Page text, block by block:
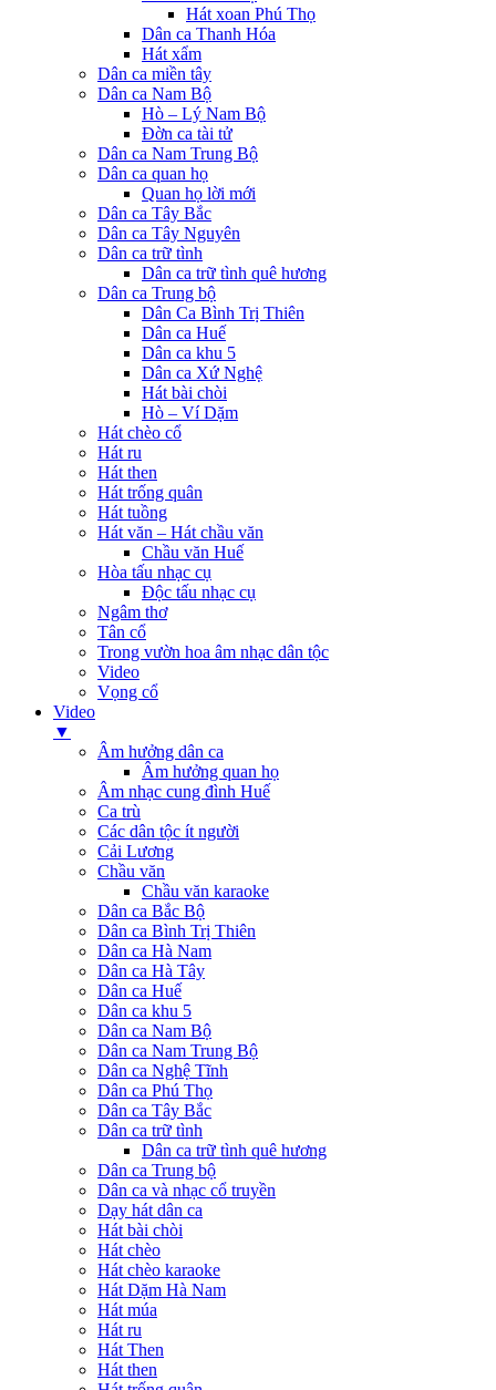
Hát xoan Phú Thọ
Dân ca Thanh Hóa
Hát xẩm
Dân ca miền tây
Dân ca Nam Bộ
Hò – Lý Nam Bộ
Đờn ca tài tử
Dân ca Nam Trung Bộ
Dân ca quan họ
Quan họ lời mới
Dân ca Tây Bắc
Dân ca Tây Nguyên
Dân ca trữ tình
Dân ca trữ tình quê hương
Dân ca Trung bộ
Dân Ca Bình Trị Thiên
Dân ca Huế
Dân ca khu 5
Dân ca Xứ Nghệ
Hát bài chòi
Hò – Ví Dặm
Hát chèo cổ
Hát ru
Hát then
Hát trống quân
Hát tuồng
Hát văn – Hát chầu văn
Chầu văn Huế
Hòa tấu nhạc cụ
Độc tấu nhạc cụ
Ngâm thơ
Tân cổ
Trong vườn hoa âm nhạc dân tộc
Video
Vọng cổ
Video
▼
Âm hưởng dân ca
Âm hưởng quan họ
Âm nhạc cung đình Huế
Ca trù
Các dân tộc ít người
Cải Lương
Chầu văn
Chầu văn karaoke
Dân ca Bắc Bộ
Dân ca Bình Trị Thiên
Dân ca Hà Nam
Dân ca Hà Tây
Dân ca Huế
Dân ca khu 5
Dân ca Nam Bộ
Dân ca Nam Trung Bộ
Dân ca Nghệ Tĩnh
Dân ca Phú Thọ
Dân ca Tây Bắc
Dân ca trữ tình
Dân ca trữ tình quê hương
Dân ca Trung bộ
Dân ca và nhạc cổ truyền
Dạy hát dân ca
Hát bài chòi
Hát chèo
Hát chèo karaoke
Hát Dặm Hà Nam
Hát múa
Hát ru
Hát Then
Hát then